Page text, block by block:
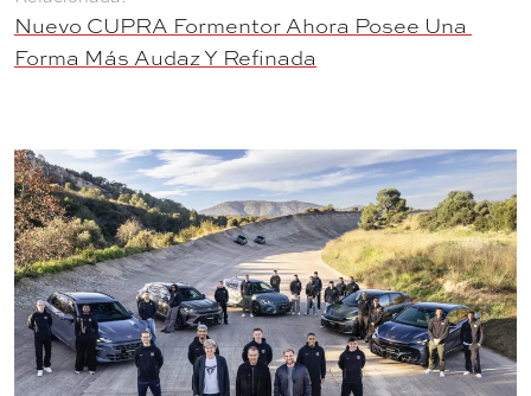
Nuevo CUPRA Formentor Ahora Posee Una
Forma Más Audaz Y Refinada